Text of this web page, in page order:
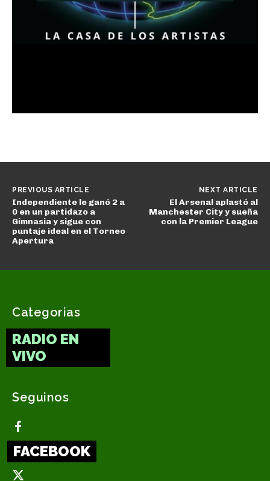
PREVIOUS ARTICLE
Independiente le ganó 2 a
0 en un partidazo a
Gimnasia y sigue con
puntaje ideal en el Torneo
Apertura
NEXT ARTICLE
El Arsenal aplastó al
Manchester City y sueña
con la Premier League
Categorias
RADIO EN
VIVO
Seguinos
FACEBOOK